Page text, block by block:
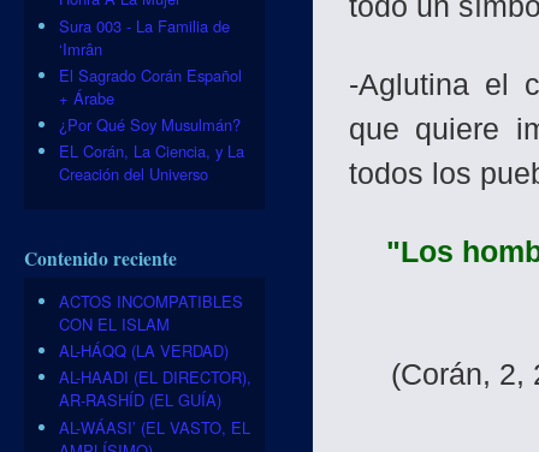
todo un
-Aglutina el
que quiere
todos los
"Los
(Corán, 2,
Sura 003 - La Familia de
‘Imrân
El Sagrado Corán Español
+ Árabe
¿Por Qué Soy Musulmán?
EL Corán, La Ciencia, y La
Creación del Universo
Contenido reciente
ACTOS INCOMPATIBLES
CON EL ISLAM
AL-HÁQQ (LA VERDAD)
AL-HAADI (EL DIRECTOR),
AR-RASHÍD (EL GUÍA)
AL-WÁASI’ (EL VASTO, EL